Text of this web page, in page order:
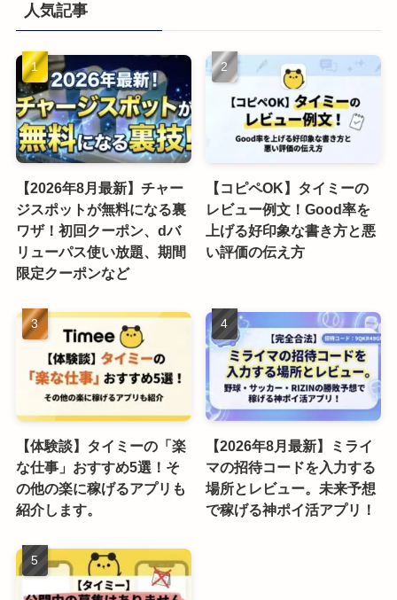
人気記事
【2026年8月最新】チャー
ジスポットが無料になる裏
ワザ！初回クーポン、dバ
リューパス使い放題、期間
限定クーポンなど
【コピペOK】タイミーの
レビュー例文！Good率を
上げる好印象な書き方と悪
い評価の伝え方
【体験談】タイミーの「楽
な仕事」おすすめ5選！そ
の他の楽に稼げるアプリも
紹介します。
【2026年8月最新】ミライ
マの招待コードを入力する
場所とレビュー。未来予想
で稼げる神ポイ活アプリ！